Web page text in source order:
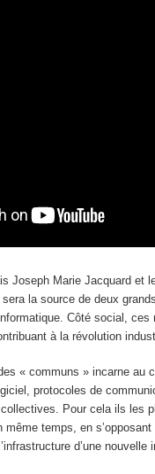
Joseph Marie Jacquard
la source de deux
Côté social,
à la révolution
« communs » incarne
protocoles de
Pour cela ils les
temps, en
d’une